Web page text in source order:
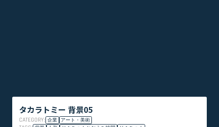
タカラトミー 背景05
CATEGORY: 企業 アート・美術